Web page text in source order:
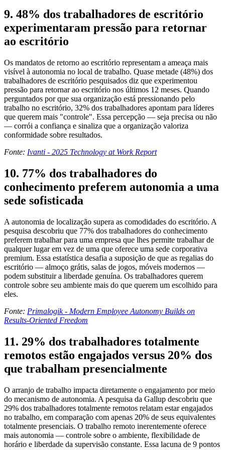
9. 48% dos trabalhadores de escritório
experimentaram pressão para retornar
ao escritório
Os mandatos de retorno ao escritório representam a ameaça mais
visível à autonomia no local de trabalho. Quase metade (48%) dos
trabalhadores de escritório pesquisados diz que experimentou
pressão para retornar ao escritório nos últimos 12 meses. Quando
perguntados por que sua organização está pressionando pelo
trabalho no escritório, 32% dos trabalhadores apontam para líderes
que querem mais "controle". Essa percepção — seja precisa ou não
— corrói a confiança e sinaliza que a organização valoriza
conformidade sobre resultados.
Fonte: Ivanti - 2025 Technology at Work Report
10. 77% dos trabalhadores do
conhecimento preferem autonomia a uma
sede sofisticada
A autonomia de localização supera as comodidades do escritório. A
pesquisa descobriu que 77% dos trabalhadores do conhecimento
preferem trabalhar para uma empresa que lhes permite trabalhar de
qualquer lugar em vez de uma que oferece uma sede corporativa
premium. Essa estatística desafia a suposição de que as regalias do
escritório — almoço grátis, salas de jogos, móveis modernos —
podem substituir a liberdade genuína. Os trabalhadores querem
controle sobre seu ambiente mais do que querem um escolhido para
eles.
Fonte: Primalogik - Modern Employee Autonomy Builds on
Results-Oriented Freedom
11. 29% dos trabalhadores totalmente
remotos estão engajados versus 20% dos
que trabalham presencialmente
O arranjo de trabalho impacta diretamente o engajamento por meio
do mecanismo de autonomia. A pesquisa da Gallup descobriu que
29% dos trabalhadores totalmente remotos relatam estar engajados
no trabalho, em comparação com apenas 20% de seus equivalentes
totalmente presenciais. O trabalho remoto inerentemente oferece
mais autonomia — controle sobre o ambiente, flexibilidade de
horário e liberdade da supervisão constante. Essa lacuna de 9 pontos